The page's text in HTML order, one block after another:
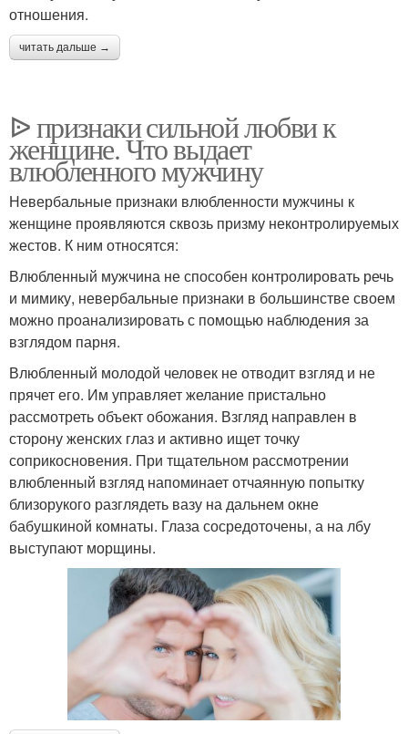
отношения.
читать дальше →
ᐉ признаки сильной любви к
женщине. Что выдает
влюбленного мужчину
Невербальные признаки влюбленности мужчины к
женщине проявляются сквозь призму неконтролируемых
жестов. К ним относятся:
Влюбленный мужчина не способен контролировать речь
и мимику, невербальные признаки в большинстве своем
можно проанализировать с помощью наблюдения за
взглядом парня.
Влюбленный молодой человек не отводит взгляд и не
прячет его. Им управляет желание пристально
рассмотреть объект обожания. Взгляд направлен в
сторону женских глаз и активно ищет точку
соприкосновения. При тщательном рассмотрении
влюбленный взгляд напоминает отчаянную попытку
близорукого разглядеть вазу на дальнем окне
бабушкиной комнаты. Глаза сосредоточены, а на лбу
выступают морщины.